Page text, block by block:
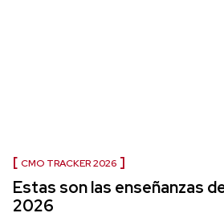
CMO TRACKER 2026
Estas son las enseñanzas
2026